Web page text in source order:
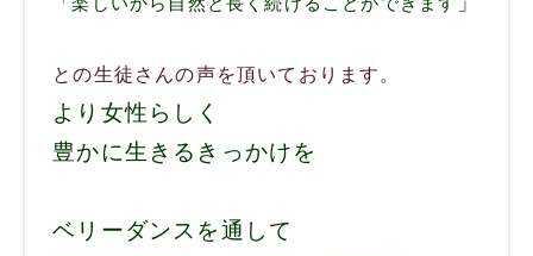
との生徒さんの声を頂いております。
より女性らしく
豊かに生きるきっかけを
ベリーダンスを通して